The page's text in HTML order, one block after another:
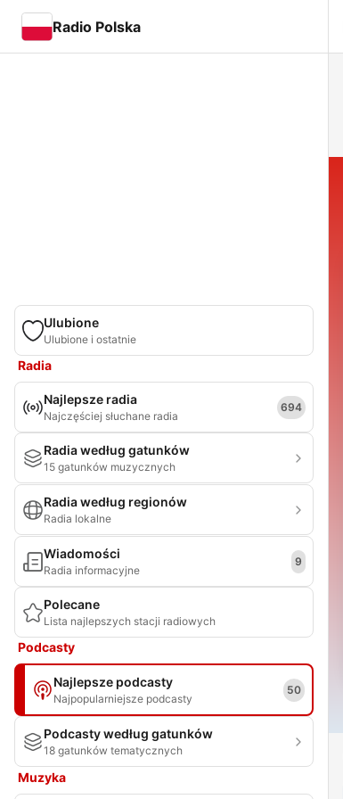
Radio Polska
Ulubione
Ulubione i ostatnie
Radia
Najlepsze radia
Najczęściej słuchane radia
694
Radia według gatunków
15 gatunków muzycznych
Radia według regionów
Radia lokalne
Wiadomości
Radia informacyjne
9
Polecane
Lista najlepszych stacji radiowych
Podcasty
Najlepsze podcasty
Najpopularniejsze podcasty
50
Podcasty według gatunków
18 gatunków tematycznych
Muzyka